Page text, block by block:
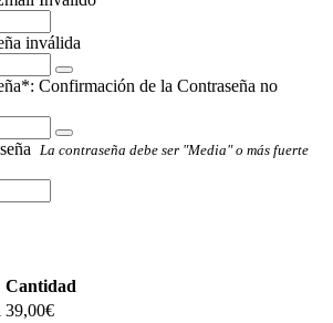
inválida
Confirmación de la Contraseña no
La contraseña debe ser "Media" o más fuerte
Cantidad
39,00€